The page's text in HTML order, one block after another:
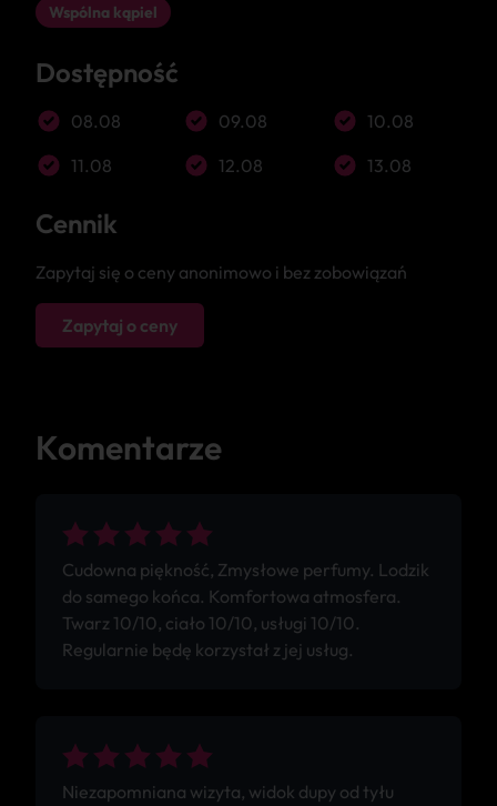
Wspólna kąpiel
Dostępność
08.08 09.08
10.08
11.08
12.08 13.08
Cennik
Zapytaj się o ceny anonimowo i bez zobowiązań
Zapytaj o ceny
Komentarze
Cudowna piękność, Zmysłowe perfumy. Lodzik
do samego końca. Komfortowa atmosfera.
Twarz 10/10, ciało 10/10, usługi 10/10.
Regularnie będę korzystał z jej usług.
Niezapomniana wizyta, widok dupy od tyłu